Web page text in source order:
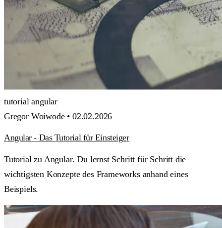
tutorialangular
Gregor Woiwode • 02.02.2026
Angular - Das Tutorial für Einsteiger
Tutorial zu Angular. Du lernst Schritt für Schritt die
wichtigsten Konzepte des Frameworks anhand eines
Beispiels.